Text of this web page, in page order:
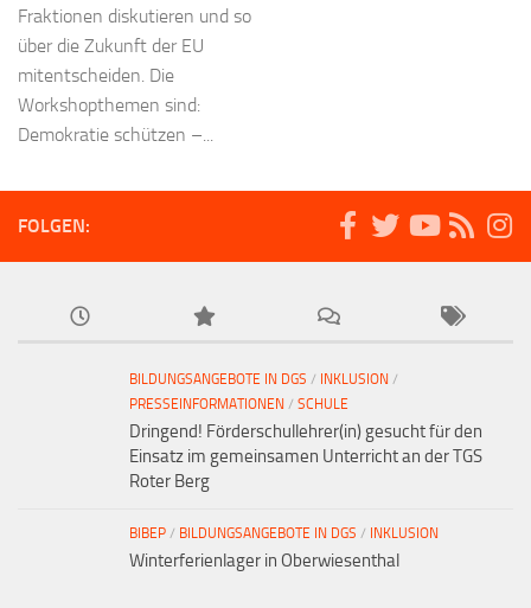
Fraktionen diskutieren und so
über die Zukunft der EU
mitentscheiden. Die
Workshopthemen sind:
Demokratie schützen –...
FOLGEN:
BILDUNGSANGEBOTE IN DGS / INKLUSION /
PRESSEINFORMATIONEN / SCHULE
Dringend! Förderschullehrer(in) gesucht für den
Einsatz im gemeinsamen Unterricht an der TGS
Roter Berg
BIBEP / BILDUNGSANGEBOTE IN DGS / INKLUSION
Winterferienlager in Oberwiesenthal